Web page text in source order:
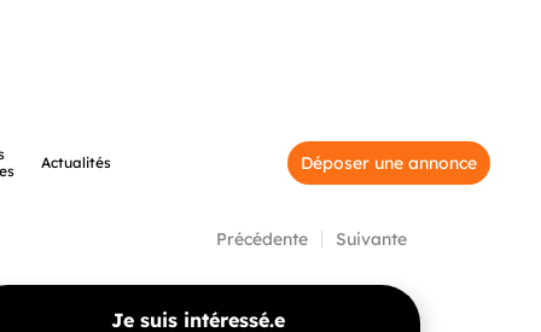
Actualités Déposer une annonce
Précédente Suivante
Je suis intéressé.e